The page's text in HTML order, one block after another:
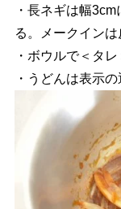
・長ネギは幅
る。メークイン
・ボウルで＜タ
・うどんは表示